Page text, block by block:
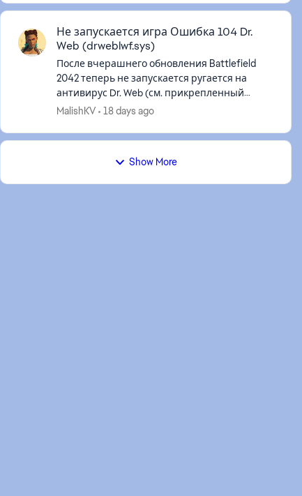
нынче ...
Не запускается игра Ошибка 104 Dr.
Web (drweblwf.sys)
После вчерашнего обновления Battlefield
2042 теперь не запускается ругается на
антивирус Dr. Web (см. прикрепленный
скрин). Попробовал разные решения
антивир...
MalishKV 18 days ago
Show More